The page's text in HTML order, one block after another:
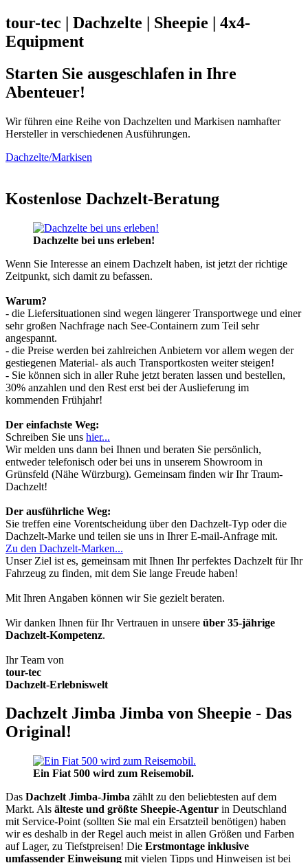
tour-tec | Dachzelte | Sheepie | 4x4-
Equipment
Starten Sie ausgeschlafen in Ihre
Abenteuer!
Wir führen eine Reihe von Dachzelten und Markisen namhafter
Hersteller in verschiedenen Ausführungen.
Dachzelte/Markisen
Kostenlose Dachzelt-Beratung
Dachzelte bei uns erleben!
Wenn Sie Interesse an einem Dachzelt haben, ist jetzt der richtige
Zeitpunkt, sich damit zu befassen.
Warum?
- die Liefersituationen sind wegen längerer Transportwege und einer
sehr großen Nachfrage nach See-Containern zum Teil sehr
angespannt.
- die Preise werden bei zahlreichen Anbietern vor allem wegen der
gestiegenen Material- als auch Transportkosten weiter steigen!
- Sie können sich in aller Ruhe jetzt beraten lassen und bestellen,
30% anzahlen und den Rest erst bei der Auslieferung im
kommenden Frühjahr!
Der einfachste Weg:
Schreiben Sie uns hier...
Wir melden uns dann bei Ihnen und beraten Sie persönlich,
entweder telefonisch oder bei uns in unserem Showroom in
Grünsfeld (Nähe Würzburg). Gemeinsam finden wir Ihr Traum-
Dachzelt!
Der ausführliche Weg:
Sie treffen eine Vorentscheidung über den Dachzelt-Typ oder die
Dachzelt-Marke und teilen sie uns in Ihrer E-mail-Anfrage mit.
Zu den Dachzelt-Marken...
Unser Ziel ist es, gemeinsam mit Ihnen Ihr perfektes Dachzelt für Ihr
Fahrzeug zu finden, mit dem Sie lange Freude haben!
Mit Ihren Angaben können wir Sie gezielt beraten.
Wir danken Ihnen für Ihr Vertrauen in unsere über 35-jährige
Dachzelt-Kompetenz.
Ihr Team von
tour-tec
Dachzelt-Erlebniswelt
Dachzelt Jimba Jimba von Sheepie - Das
Original!
Ein Fiat 500 wird zum Reisemobil.
Das Dachzelt Jimba-Jimba zählt zu den beliebtesten auf dem
Markt. Als älteste und größte Sheepie-Agentur in Deutschland
mit Service-Point (sollten Sie mal ein Ersatzteil benötigen) haben
wir es deshalb in der Regel auch meist in allen Größen und Farben
auf Lager, zu Tiefstpreisen! Die Erstmontage inklusive
umfassender Einweisung mit vielen Tipps und Hinweisen ist bei